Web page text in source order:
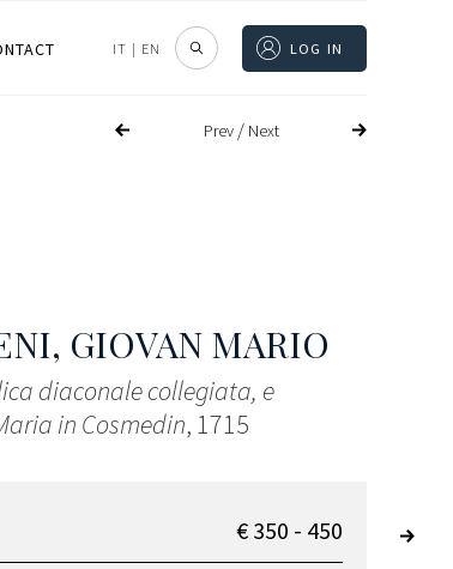
IT | EN LOG IN
Prev/ Next
GIOVAN MARIO
diaconale collegiata, e
in Cosmedin, 1715
€ 350 - 450